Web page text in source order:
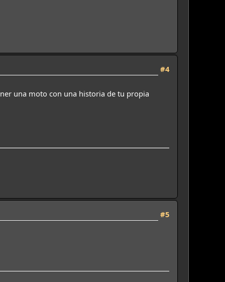
#4
una moto con una historia de tu propia
#5